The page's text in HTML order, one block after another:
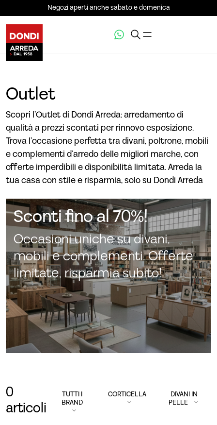
Negozi aperti anche sabato e domenica
Outlet
Scopri l’Outlet di Dondi Arreda: arredamento di
qualità a prezzi scontati per rinnovo esposizione.
Trova l’occasione perfetta tra divani, poltrone, mobili
e complementi d’arredo delle migliori marche, con
offerte imperdibili e disponibilità limitata. Arreda la
tua casa con stile e risparmia, solo su Dondi Arreda
Sconti fino al 70%!
Occasioni uniche su divani,
mobili e complementi. Offerte
limitate, risparmia subito!
0
articoli
TUTTI I
BRAND
CORTICELLA
DIVANI IN
PELLE